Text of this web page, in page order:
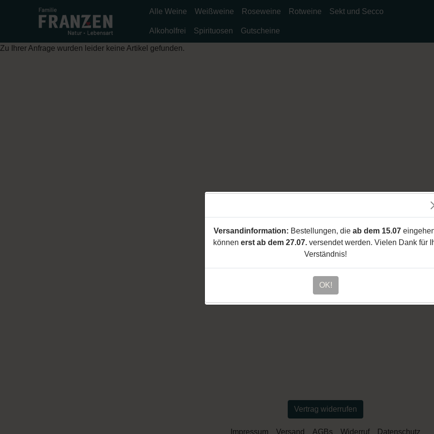
Alle Weine Weißweine Roseweine Rotweine Sekt und Secco
Alkoholfrei Spirituosen Gutscheine
Altersabfrage
Nein
Versandinformation: Bestellungen, die ab dem 15.07
können erst ab dem 27.07.versendet werden. Vielen Dank für
Verständnis!
OK!
Zu Ihrer Anfrage wurden leider keine Artikel gefunden.
Vertrag widerrufen
Impressum Versand AGBs Widerruf Datenschutz